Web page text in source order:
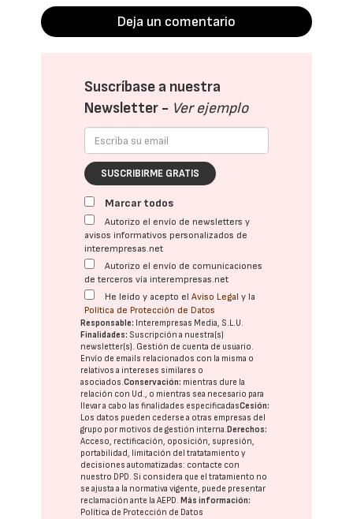
Deja un comentario
Suscríbase a nuestra
Newsletter - Ver ejemplo
SUSCRIBIRME GRATIS
Marcar todos
Autorizo el envío de newsletters y
avisos informativos personalizados de
interempresas.net
Autorizo el envío de comunicaciones
de terceros vía interempresas.net
He leído y acepto elAviso Legal y la
Política de Protección de Datos
Responsable: Interempresas Media, S.L.U.
Finalidades: Suscripción a nuestra(s)
newsletter(s). Gestión de cuenta de usuario.
Envío de emails relacionados con la misma o
relativos a intereses similares o
asociados.Conservación: mientras dure la
relación con Ud., o mientras sea necesario para
llevar a cabo las finalidades especificadasCesión:
Los datos pueden cederse a otras empresas del
grupo por motivos de gestión interna. Derechos:
Acceso, rectificación, oposición, supresión,
portabilidad, limitación del tratatamiento y
decisiones automatizadas: contacte con
nuestro DPD. Si considera que el tratamiento no
se ajusta a la normativa vigente, puede presentar
reclamación ante laAEPD. Más información:
Política de Protección de Datos